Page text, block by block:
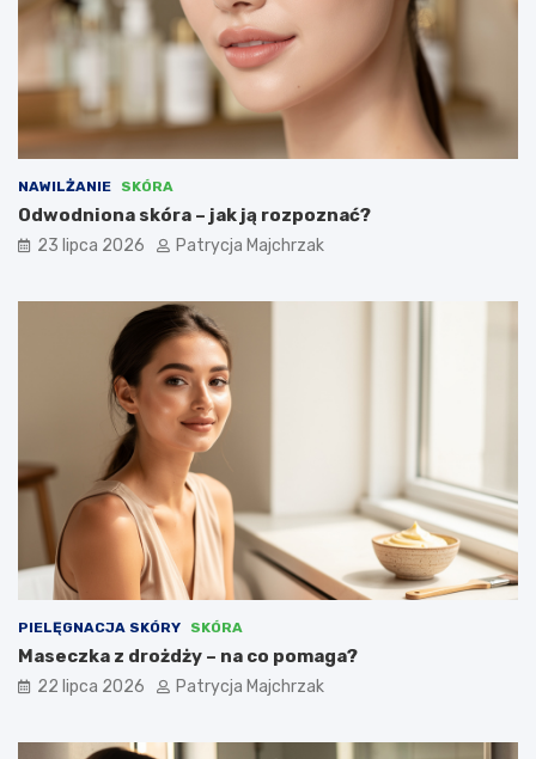
NAWILŻANIE SKÓRA
Odwodniona skóra – jak ją rozpoznać?
23 lipca 2026 Patrycja Majchrzak
PIELĘGNACJA SKÓRY SKÓRA
Maseczka z drożdży – na co pomaga?
22 lipca 2026 Patrycja Majchrzak